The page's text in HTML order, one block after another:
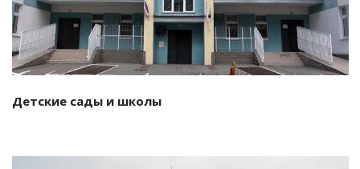
Детские сады и школы